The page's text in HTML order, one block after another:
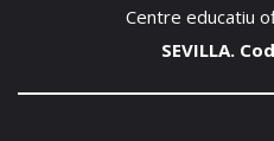
Centre educatiu
SEVILLA.